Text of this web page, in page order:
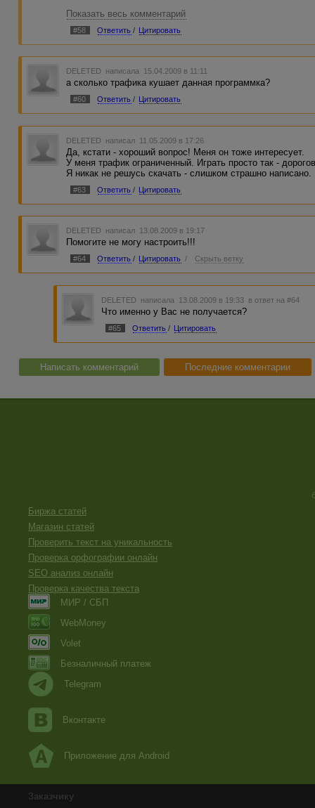
А нетленки свои вы тоже с его помощью можете в
знает, где ваш текст, а Адвего Плагиатус на раз находит.
Если Аффтар вашего текста не обозначен - можно
Короче, спасибо его создателям.
Показать весь комментарий
#58 Ответить / Цитировать
DELETED написала 15.04.2009 в 11:11
а сколько трафика кушает данная программка?
#60 Ответить / Цитировать
DELETED написал 11.05.2009 в 17:26
Да, кстати - хороший вопрос! Меня он тоже интересует.
У меня трафик ограниченный. Играть просто так -
Я никак не решусь скачать - слишком страшно написано.
#63 Ответить / Цитировать
DELETED написал 13.08.2009 в 19:17
Помогите не могу настроить!!!
#64 Ответить / Цитировать / Скрыть ветку
DELETED написала 13.08.2009 в 19:33 в ответ на #64
Что именно у Вас не получается?
#65 Ответить / Цитировать
Написать комментарий Последние комментарии
Биржа статей
Магазин статей
Проверить текст на уникальность
Проверка орфографии онлайн
SEO анализ онлайн
Проверка качества текста
МИР / СБП
WebMoney
Volet
Безналичный платеж
Telegram
Вконтакте
Приложение для Android
Заказчику